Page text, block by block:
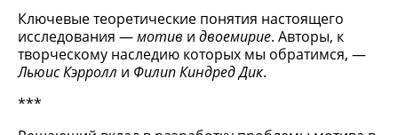
Ключевые теоретические понятия настоящего
исследования —мотив и двоемирие. Авторы, к
творческому наследию которых мы обратимся, —
Льюис Кэрролл и Филип Киндред Дик.
***